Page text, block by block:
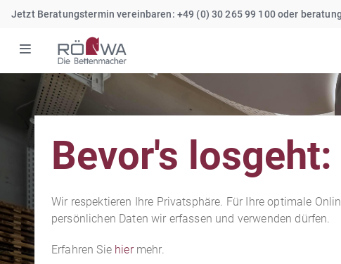
Jetzt Beratungstermin vereinbaren: +49 (0) 30 265 99 100oder
Bevor's losgeht:
Wir respektieren Ihre Privatsphäre. Für Ihre optimale
persönlichen Daten wir erfassen und verwenden dürfen.
Erfahren Sie hier mehr.